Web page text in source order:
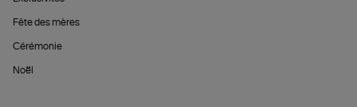
Fête des mères
Cérémonie
Noël